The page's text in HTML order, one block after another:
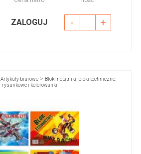
ZALOGUJ - +
Artykuły biurowe > Bloki notatniki, bloki techniczne,
rysunkowe i kolorowanki